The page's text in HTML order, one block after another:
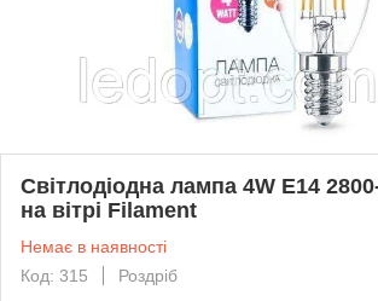
Світлодіодна лампа 4W E14
на вітрі Filament
Немає в наявності
Код: 315
Роздріб